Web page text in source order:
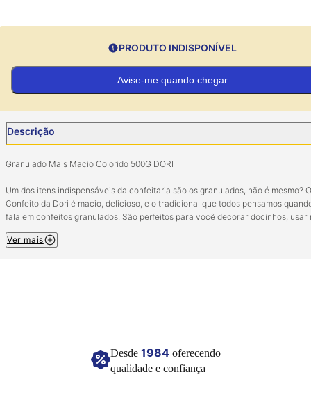
PRODUTO INDISPONÍVEL
Avise-me quando chegar
Descrição
Granulado Mais Macio Colorido 500G DORI
Um dos itens indispensáveis da confeitaria são os granulados, não é mesmo? O
Confeito da Dori é macio, delicioso, e o tradicional que todos pensamos
fala em confeitos granulados. São perfeitos para você decorar docinhos, usar
formigueiro.
Manter em local seco e fresco
Imagem meramente ilustrativa.
Ver mais
Desde 1984oferecendo
qualidade e confiança